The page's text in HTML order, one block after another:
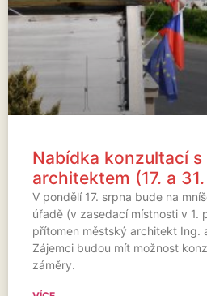
Nabídka konzultací
architektem (17. a
V pondělí 17. srpna bude na
úřadě (v zasedací místnosti v 1.
přítomen městský architekt Ing.
Zájemci budou mít možnost
záměry.